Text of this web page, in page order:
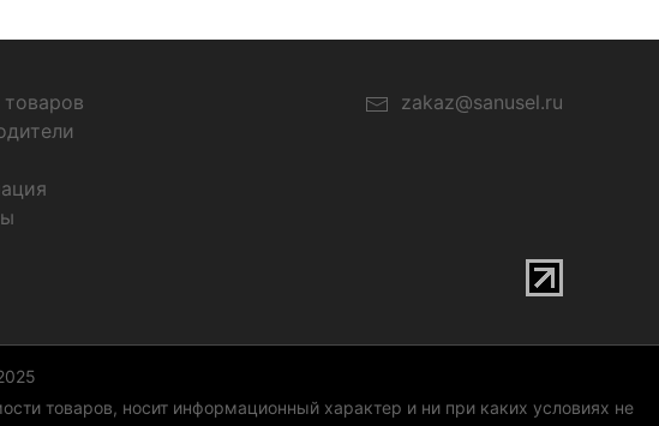
товаров
zakaz@sanusel.ru
товаров, носит информационный характер и ни при каких условиях не